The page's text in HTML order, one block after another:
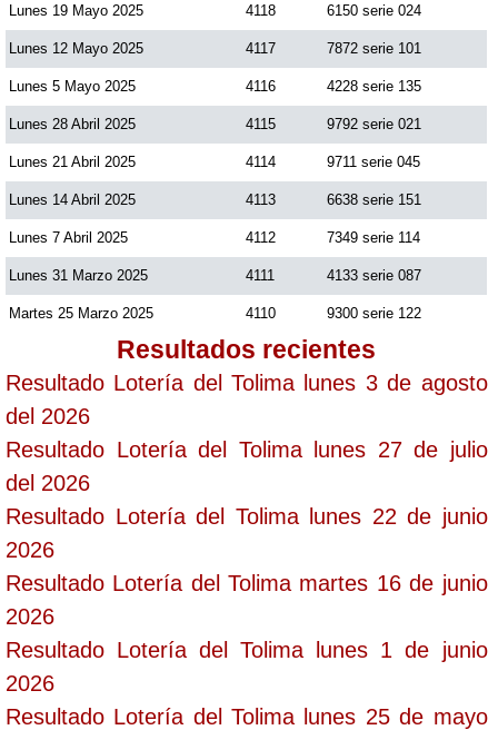
Lunes 19 Mayo 2025 4118 6150 serie 024
Lunes 12 Mayo 2025 4117 7872 serie 101
Lunes 5 Mayo 2025 4116 4228 serie 135
Lunes 28 Abril 2025 4115 9792 serie 021
Lunes 21 Abril 2025 4114 9711 serie 045
Lunes 14 Abril 2025 4113 6638 serie 151
Lunes 7 Abril 2025 4112 7349 serie 114
Lunes 31 Marzo 2025 4111 4133 serie 087
Martes 25 Marzo 2025 4110 9300 serie 122
Resultados recientes
Resultado Lotería del Tolima lunes 3 de agosto
del 2026
Resultado Lotería del Tolima lunes 27 de julio
del 2026
Resultado Lotería del Tolima lunes 22 de junio
2026
Resultado Lotería del Tolima martes 16 de junio
2026
Resultado Lotería del Tolima lunes 1 de junio
2026
Resultado Lotería del Tolima lunes 25 de mayo